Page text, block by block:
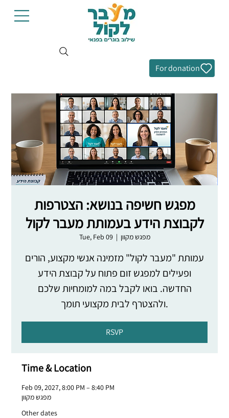
For donation
מפגש חשיפה בנושא: הצטרפות
לקבוצת הידע בעמותת מעבר לקול
Tue, Feb 09
  |
מפגש מקוון
עמותת "מעבר לקול" מזמינה אנשי מקצוע, הורים
ופעילים למפגש זום פתוח על קבוצת הידע
החדשה. בואו לקבל במה למומחיות שלכם
ולהצטרף לבית מקצועי תומך.
RSVP
Time & Location
Feb 09, 2027, 8:00 PM – 8:40 PM
מפגש מקוון
Other dates